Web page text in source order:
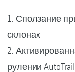
1. Сползание
склонах
2.
рулении AutoTrail